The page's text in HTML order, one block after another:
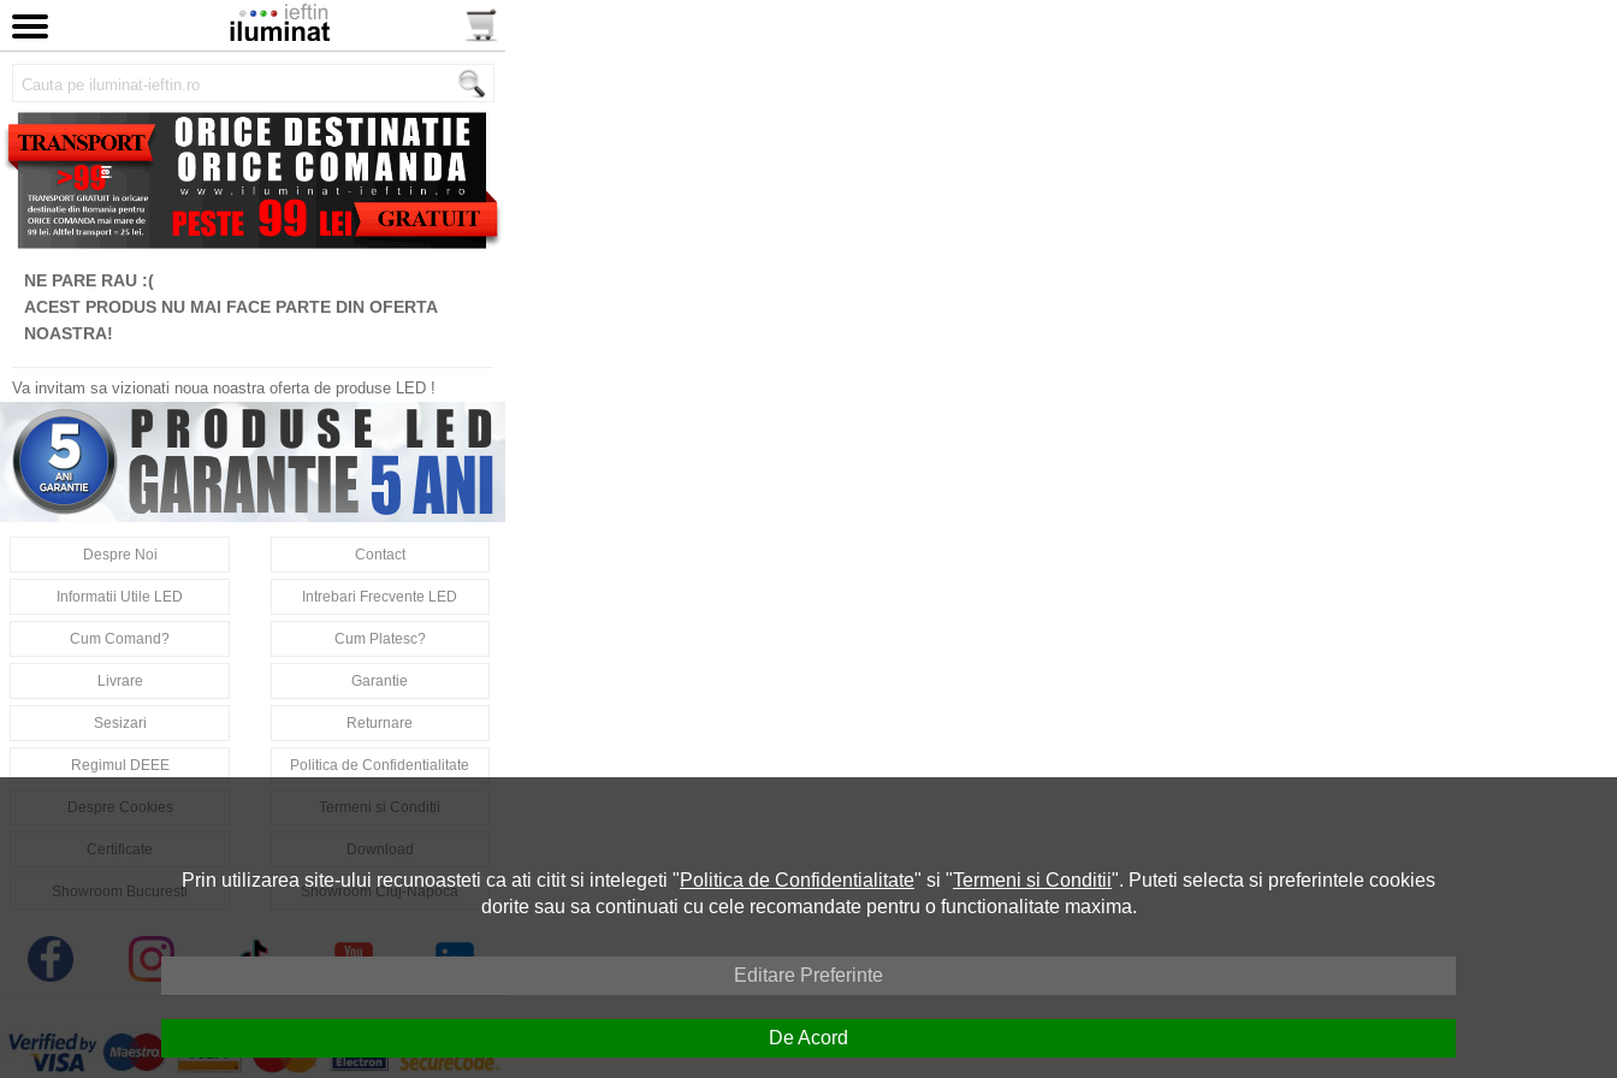
NE PARE RAU :(
ACEST PRODUS NU MAI FACE PARTE DIN OFERTA
NOASTRA!
Va invitam sa vizionati noua noastra oferta de produse LED !
Despre Noi Contact
Informatii Utile LED Intrebari Frecvente LED
Cum Comand? Cum Platesc?
Livrare Garantie
Sesizari Returnare
Regimul DEEE Politica de Confidentialitate
Despre Cookies Termeni si Conditii
Certificate Download
Showroom Bucuresti Showroom Cluj-Napoca
Prin utilizarea site-ului recunoasteti ca ati citit si intelegeti "Politica de Confidentialitate" si "Termeni si Conditii". Puteti selecta si preferintele cookies
dorite sau sa continuati cu cele recomandate pentru o functionalitate maxima.
Editare Preferinte
De Acord